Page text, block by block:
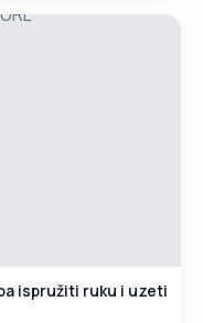
ispružiti ruku i uzeti